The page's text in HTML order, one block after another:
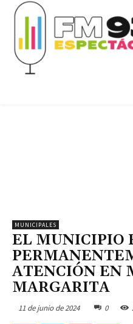
MUNICIPALES
EL MUNICIPIO
ATENCIÓN EN
MARGARITA
11 de junio de 2024 0